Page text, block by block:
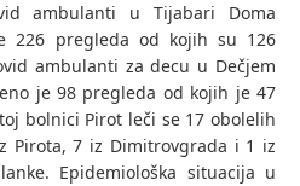
ambulanti u Tijabari Doma
226 pregleda od kojih su 126
ambulanti za decu u Dečjem
je 98 pregleda od kojih je 47
bolnici Pirot leči se 17 obolelih
Pirota, 7 iz Dimitrovgrada i 1 iz
Epidemiološka situacija u